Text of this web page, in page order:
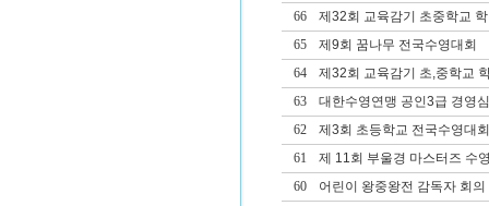
66
제32회 교육감기 초중학교
65
제9회 꿈나무 전국수영대회
64
제32회 교육감기 초,중학교
63
대한수영연맹 공인3급 경영
62
제3회 초등학교 전국수영대회
61
제 11회 부울경 마스터즈 수
60
어린이 왕중왕전 감독자 회의